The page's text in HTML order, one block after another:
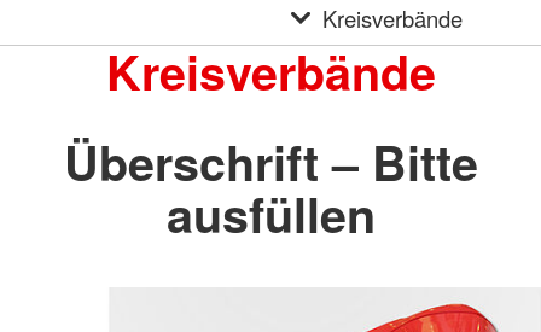
Kreisverbände
Kreisverbände
Überschrift – Bitte
ausfüllen